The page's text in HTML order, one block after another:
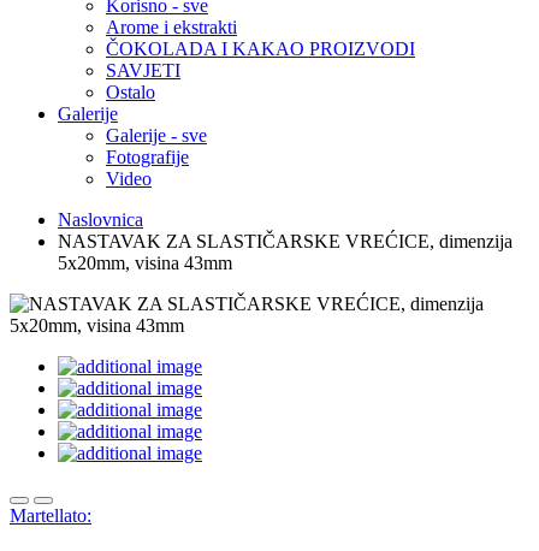
Korisno - sve
Arome i ekstrakti
ČOKOLADA I KAKAO PROIZVODI
SAVJETI
Ostalo
Galerije
Galerije - sve
Fotografije
Video
Naslovnica
NASTAVAK ZA SLASTIČARSKE VREĆICE, dimenzija
5x20mm, visina 43mm
Martellato: